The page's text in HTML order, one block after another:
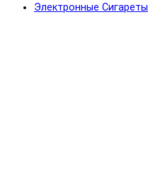
Электронные Сигареты